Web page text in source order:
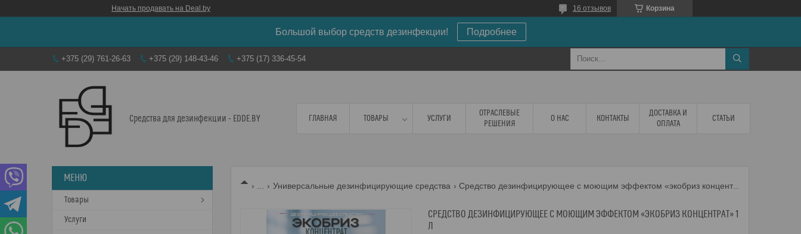
Начать продавать на Deal.by Корзина
16 отзывов
Большой выбор средств дезинфекции! Подробнее
+375 (29) 761-26-63 +375 (29) 148-43-46 +375 (17) 336-45-54
Средства для дезинфекции - EDDE.BY ГЛАВНАЯ ТОВАРЫ УСЛУГИ
ОТРАСЛЕВЫЕ
РЕШЕНИЯ
О НАС КОНТАКТЫ
ДОСТАВКА И
ОПЛАТА
СТАТЬИ
Универсальные дезинфицирующие средства
СРЕДСТВО ДЕЗИНФИЦИРУЮЩЕЕ С МОЮЩИМ ЭФФЕКТОМ «ЭКОБРИЗ КОНЦЕНТРАТ» 1
Л
Товары
Услуги